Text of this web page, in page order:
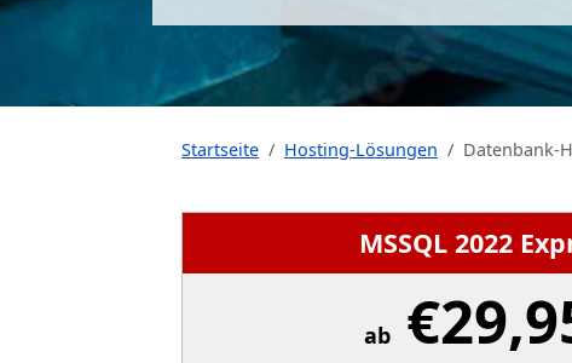
Startseite Hosting-Lösungen Datenbank-
MSSQL 2022
ab